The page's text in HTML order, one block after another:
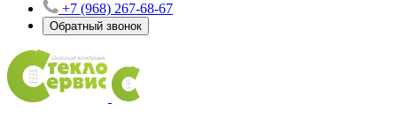
+7 (968) 267-68-67
Обратный звонок